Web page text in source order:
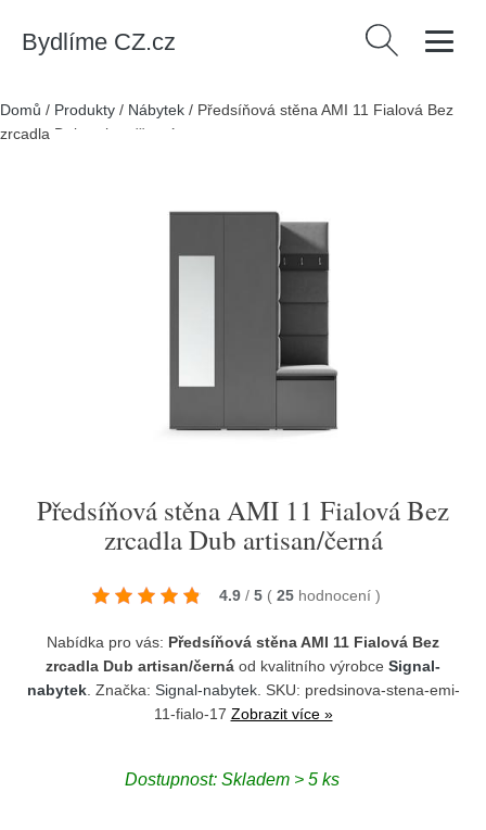
Bydlíme CZ.cz Vyhledávání
Domů / Produkty / Nábytek / Předsíňová stěna AMI 11 Fialová Bez
zrcadla Dub artisan/černá
Předsíňová stěna AMI 11 Fialová Bez
zrcadla Dub artisan/černá
4.9 / 5 ( 25 hodnocení )
Nabídka pro vás: Předsíňová stěna AMI 11 Fialová Bez
zrcadla Dub artisan/černá od kvalitního výrobce Signal-
nabytek. Značka: Signal-nabytek. SKU: predsinova-stena-emi-
11-fialo-17 Zobrazit více »
Dostupnost: Skladem > 5 ks